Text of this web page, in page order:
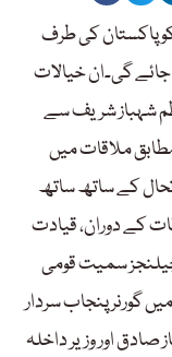
پاکستان کی طرف
گی۔ان خیالات
شہباز شریف سے
ملاقات میں
کے ساتھ ساتھ
کے دوران، قیادت
سمیت قومی
گورنر پنجاب سردار
صادق اور وزیر داخلہ